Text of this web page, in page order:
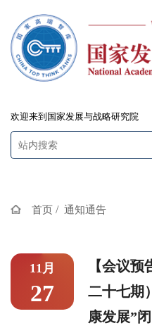
欢迎来到国家发展与战略研究院
首页 / 通知通告
11月
27
【会议
二十七期
康发展”